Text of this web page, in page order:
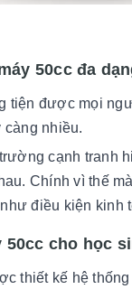
50cc đa
tiện được mọi
càng nhiều.
cạnh tranh
Chính vì thế
điều kiện kinh
cho học
thiết kế hệ